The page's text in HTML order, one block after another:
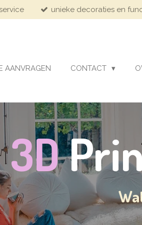
unieke decoraties en
AANVRAGEN CONTACT
3D